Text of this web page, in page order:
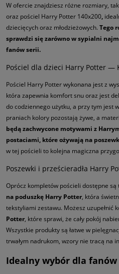
W ofercie znajdziesz różne rozmiary,
oraz pościel Harry Potter 140x200,
dziecięcych oraz młodzieżowych. Tego
sprawdzi się zarówno w sypialni
fanów serii.
Pościel dla dzieci Harry Potter —
Pościel Harry Potter wykonana jest z
która zapewnia komfort snu oraz jest
do codziennego użytku, a przy tym jest
praniach kolory pozostają żywe, a
będą zachwycone motywami z
postaciami, które ożywają na
w tej pościeli to kolejna magiczna
Poszewki i prześcieradła Harry
Oprócz kompletów pościeli dostępne
na poduszkę Harry Potter, która
tekstyliami zestawu. Możesz uzupełnić
Potter, które sprawi, że cały pokój
Wszystkie produkty są łatwe w
trwałym nadrukom, wzory nie tracą na
Idealny wybór dla